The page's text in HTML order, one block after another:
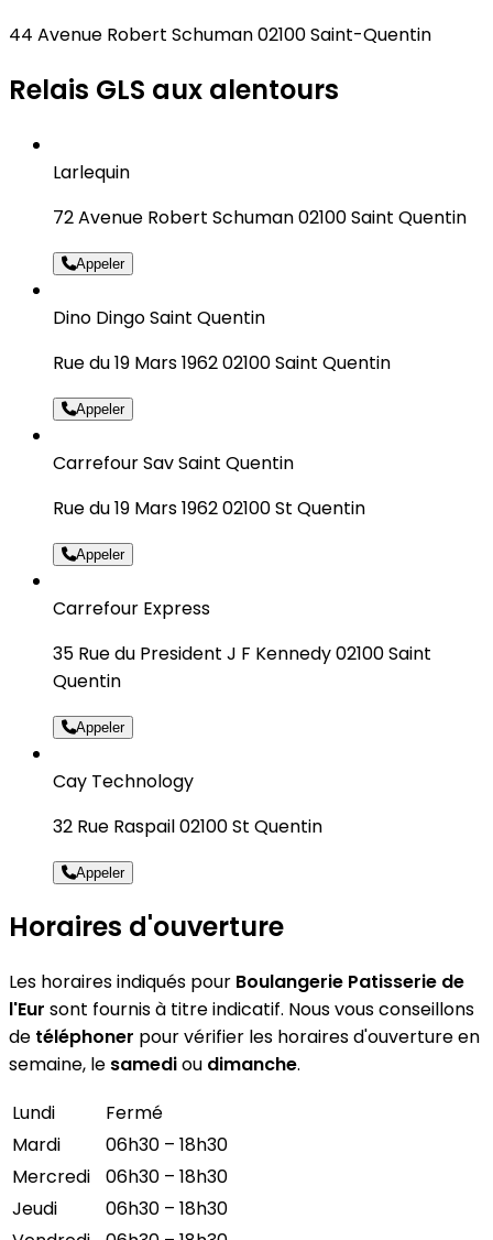
44 Avenue Robert Schuman 02100 Saint-Quentin
Relais GLS aux alentours
Larlequin
72 Avenue Robert Schuman 02100 Saint Quentin
Appeler
Dino Dingo Saint Quentin
Rue du 19 Mars 1962 02100 Saint Quentin
Appeler
Carrefour Sav Saint Quentin
Rue du 19 Mars 1962 02100 St Quentin
Appeler
Carrefour Express
35 Rue du President J F Kennedy 02100 Saint
Quentin
Appeler
Cay Technology
32 Rue Raspail 02100 St Quentin
Appeler
Horaires d'ouverture
Les horaires indiqués pour Boulangerie Patisserie de
l'Eur sont fournis à titre indicatif. Nous vous conseillons
de téléphoner pour vérifier les horaires d'ouverture en
semaine, le samediou dimanche.
Lundi
Fermé
Mardi
06h30 – 18h30
Mercredi
06h30 – 18h30
Jeudi
06h30 – 18h30